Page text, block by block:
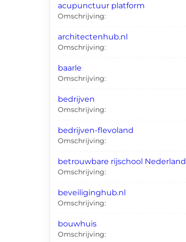
acupunctuur platform
Omschrijving:
architectenhub.nl
Omschrijving:
baarle
Omschrijving:
bedrijven
Omschrijving:
bedrijven-flevoland
Omschrijving:
betrouwbare rijschool Nederland
Omschrijving:
beveiliginghub.nl
Omschrijving:
bouwhuis
Omschrijving: